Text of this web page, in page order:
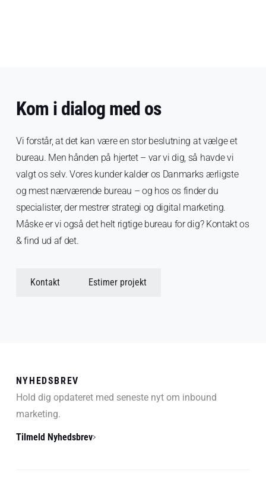
Kom i dialog med os
Vi forstår, at det kan være en stor beslutning at vælge et
bureau. Men hånden på hjertet – var vi dig, så havde vi
valgt os selv. Vores kunder kalder os Danmarks ærligste
og mest nærværende bureau – og hos os finder du
specialister, der mestrer strategi og digital marketing.
Måske er vi også det helt rigtige bureau for dig? Kontakt os
& find ud af det.
Kontakt Estimer projekt
NYHEDSBREV
Hold dig opdateret med seneste nyt om inbound
marketing.
Tilmeld Nyhedsbrev